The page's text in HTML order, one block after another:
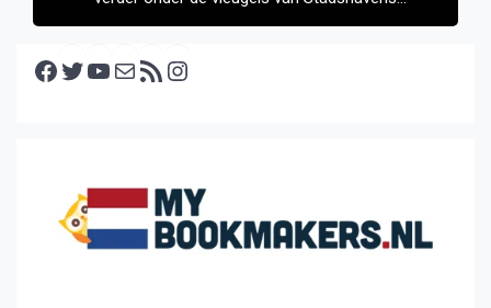
Medemblik BV
Facebook Twitter YouTube E-mail RSS feed